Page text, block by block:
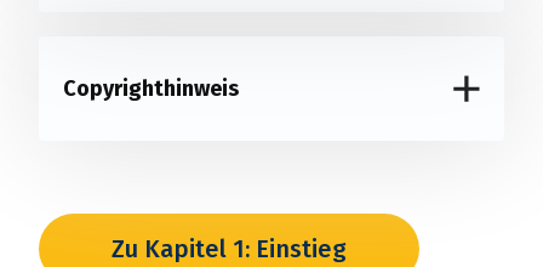
Copyrighthinweis
Zu Kapitel 1: Einstieg